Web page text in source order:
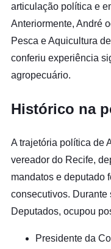
articulação política e
Anteriormente, André
Pesca e Aquicultura
conferiu experiência
agropecuário.
Histórico na
A trajetória política de
vereador do Recife,
mandatos e deputado
consecutivos. Durante
Deputados, ocupou
Presidente da